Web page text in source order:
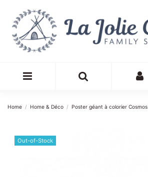
Home Home & Déco Poster géant à colorier Cosmos
Out-of-Stock